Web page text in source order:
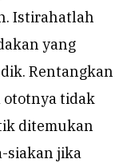
Istirahatlah
yang
Rentangkan
ototnya tidak
ditemukan
siakan jika